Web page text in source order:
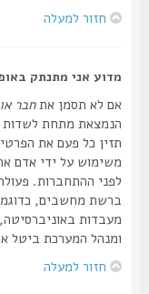
חזור למעלה
מדוע אני מתנתק באופן
אם לא תסמן אתחבר אותי
הנמצאת מתחת לשדות
תזין כל פעם את הפרטים
משימוש על ידי אדם אחר.
לפני ההתחברות. פעולה
ברשת מחשבים, כדוגמא
מעבדות באוניברסיטה,
ומנהל המערכת ביטל את
חזור למעלה